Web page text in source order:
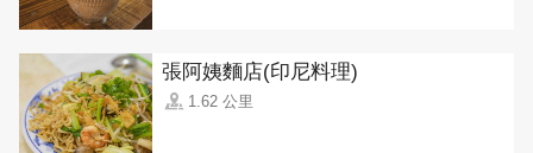
張阿姨麵店(印尼料理)
1.62 公里